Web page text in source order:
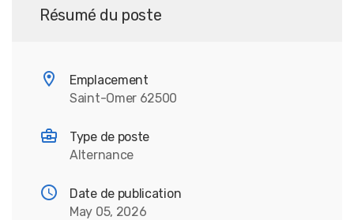
Résumé du poste
Emplacement
Saint-Omer 62500
Type de poste
Alternance
Date de publication
May 05, 2026